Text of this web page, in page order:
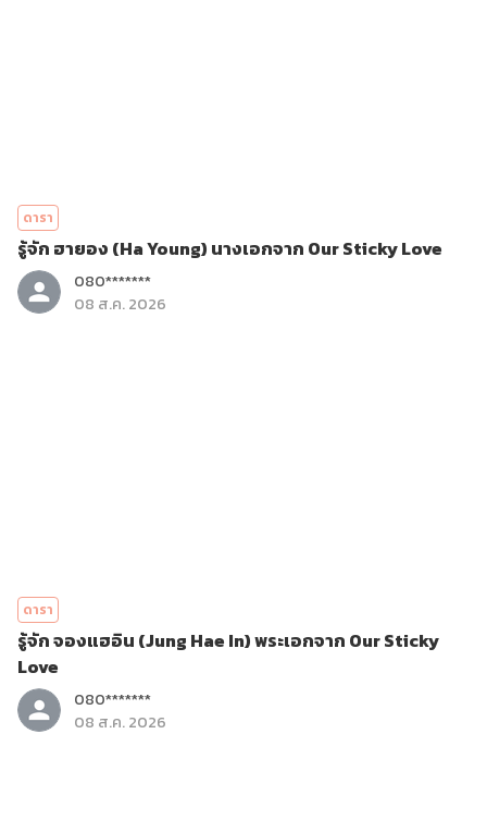
ดารา
รู้จัก ฮายอง (Ha Young) นางเอกจาก Our Sticky Love
080*******
08 ส.ค. 2026
ดารา
รู้จัก จองแฮอิน (Jung Hae In) พระเอกจาก Our Sticky
Love
080*******
08 ส.ค. 2026